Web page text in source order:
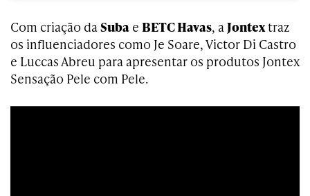
Com criação daSuba e BETC Havas, aJontextraz
os influenciadores como Je Soare, Victor Di Castro
e Luccas Abreu para apresentar os produtos Jontex
Sensação Pele com Pele.